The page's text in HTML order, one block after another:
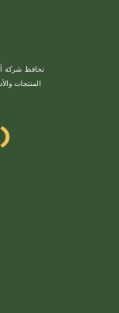
تحافظ شركة
المنتجات
1999-2026 (28 عامًا)